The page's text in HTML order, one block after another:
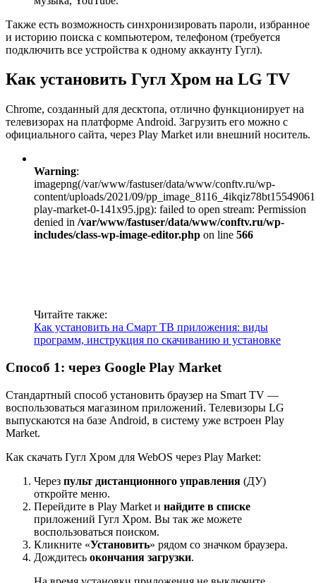
Также есть возможность синхронизировать пароли, избранное
и историю поиска с компьютером, телефоном (требуется
подключить все устройства к одному аккаунту Гугл).
Как установить Гугл Хром на LG TV
Chrome, созданный для десктопа, отлично функционирует на
телевизорах на платформе Android. Загрузить его можно с
официального сайта, через Play Market или внешний носитель.
Warning:
imagepng(/var/www/fastuser/data/www/conftv.ru/wp-
content/uploads/2021/09/
play-market-0-141x95.jpg): failed to open stream: Permission
denied in /var/www/fastuser/data/www/conftv.ru/wp-
includes/class-wp-image-editor.php on line 566
Читайте также:
Как установить на Смарт ТВ приложения: виды
программ, инструкция по скачиванию и установке
Способ 1: через Google Play Market
Стандартный способ установить браузер на Smart TV —
воспользоваться магазином приложений. Телевизоры LG
выпускаются на базе Android, в систему уже встроен Play
Market.
Как скачать Гугл Хром для WebOS через Play Market:
Через пульт дистанционного управления (ДУ)
откройте меню.
Перейдите в Play Market и найдите в списке
приложений Гугл Хром. Вы так же можете
воспользоваться поиском.
Кликните «Установить» рядом со значком браузера.
Дождитесь окончания загрузки.